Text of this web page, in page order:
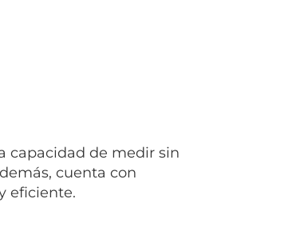
capacidad de medir sin
cuenta con
eficiente.